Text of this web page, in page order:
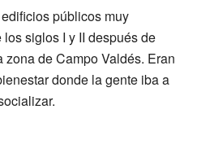
públicos muy
siglos I y II después de
de Campo Valdés. Eran
donde la gente iba a